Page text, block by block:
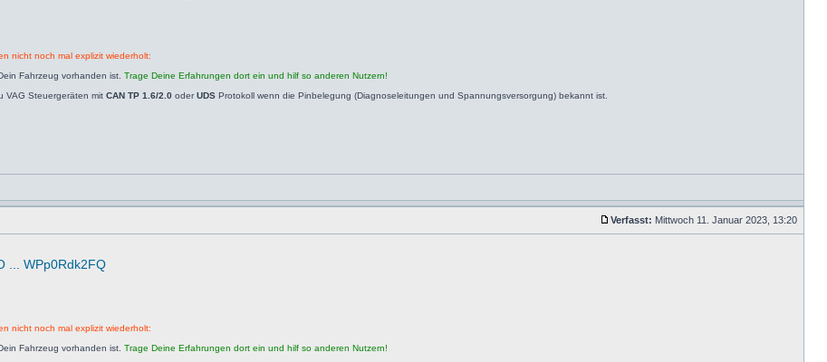
nicht noch mal explizit wiederholt:
Fahrzeug vorhanden ist. Trage Deine Erfahrungen dort ein und hilf so anderen Nutzern!
VAG Steuergeräten mit CAN TP 1.6/2.0 oderUDS Protokoll wenn die Pinbelegung (Diagnoseleitungen und Spannungsversorgung) bekannt ist.
Verfasst: Mittwoch 11. Januar 2023, 13:20
... WPp0Rdk2FQ
nicht noch mal explizit wiederholt:
Fahrzeug vorhanden ist. Trage Deine Erfahrungen dort ein und hilf so anderen Nutzern!